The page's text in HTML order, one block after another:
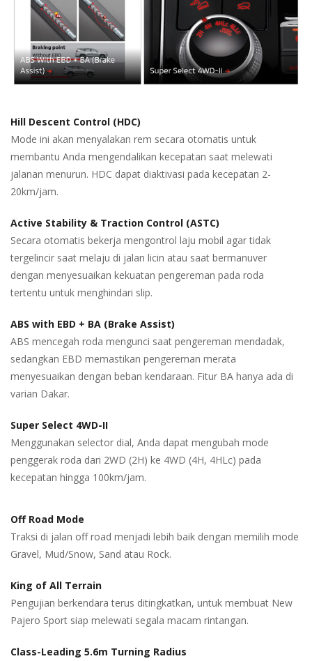
Hill Descent Control (HDC)
Mode ini akan menyalakan rem secara otomatis untuk
membantu Anda mengendalikan kecepatan saat melewati
jalanan menurun. HDC dapat diaktivasi pada kecepatan 2-
20km/jam.
Active Stability & Traction Control (ASTC)
Secara otomatis bekerja mengontrol laju mobil agar tidak
tergelincir saat melaju di jalan licin atau saat bermanuver
dengan menyesuaikan kekuatan pengereman pada roda
tertentu untuk menghindari slip.
ABS with EBD + BA (Brake Assist)
ABS mencegah roda mengunci saat pengereman mendadak,
sedangkan EBD memastikan pengereman merata
menyesuaikan dengan beban kendaraan. Fitur BA hanya ada di
varian Dakar.
Super Select 4WD-II
Menggunakan selector dial, Anda dapat mengubah mode
penggerak roda dari 2WD (2H) ke 4WD (4H, 4HLc) pada
kecepatan hingga 100km/jam.
Off Road Mode
Traksi di jalan off road menjadi lebih baik dengan memilih mode
Gravel, Mud/Snow, Sand atau Rock.
King of All Terrain
Pengujian berkendara terus ditingkatkan, untuk membuat New
Pajero Sport siap melewati segala macam rintangan.
Class-Leading 5.6m Turning Radius